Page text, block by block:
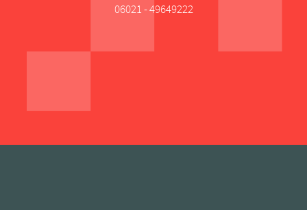
06021 - 49649222